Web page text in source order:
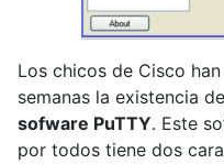
Los chicos de Cisco
semanas la existencia de
sofware PuTTY. Este
por todos tiene dos